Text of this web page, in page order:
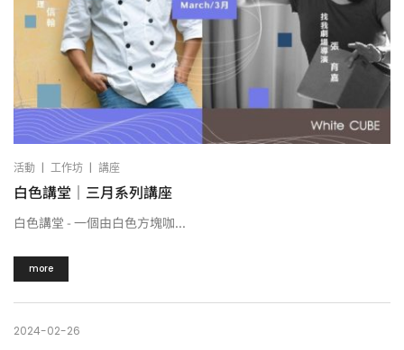
活動 | 工作坊 | 講座
白色講堂｜三月系列講座
白色講堂 - 一個由白色方塊咖...
more
2024-02-26